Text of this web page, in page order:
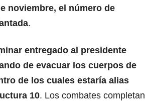
noviembre, el número de
.
entregado al presidente
de evacuar los cuerpos de
de los cuales estaría alias
10. Los combates completan